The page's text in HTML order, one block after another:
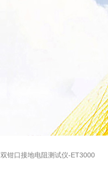
双钳口接地电阻测试仪-ET3000